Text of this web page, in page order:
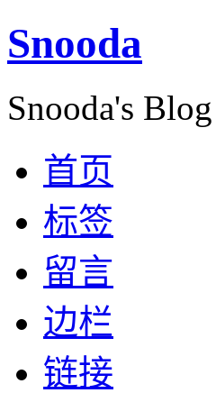
Snooda
Snooda's Blog
首页
标签
留言
边栏
链接